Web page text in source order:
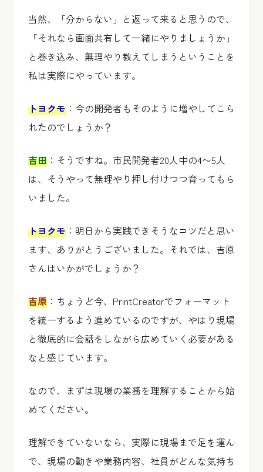
当然、「分からない」と返って来ると思うので、
「それなら画面共有して一緒にやりましょうか」
と巻き込み、無理やり教えてしまうということを
私は実際にやっています。
トヨクモ ：今の開発者もそのように増やしてこら
れたのでしょうか？
吉田 ：そうですね。市民開発者20人中の4〜5人
は、そうやって無理やり押し付けつつ育ってもら
いました。
トヨクモ ：明日から実践できそうなコツだと思い
ます、ありがとうございました。それでは、吉原
さんはいかがでしょうか？
吉原 ：ちょうど今、PrintCreatorでフォーマット
を統一するよう進めているのですが、やはり現場
と徹底的に会話をしながら広めていく必要がある
なと感じています。
なので、まずは現場の業務を理解することから始
めてください。
理解できていないなら、実際に現場まで足を運ん
で、現場の動きや業務内容、社員がどんな気持ち